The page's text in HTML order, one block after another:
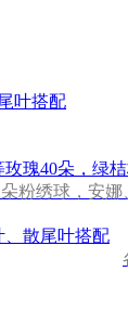
朵粉绣球，安